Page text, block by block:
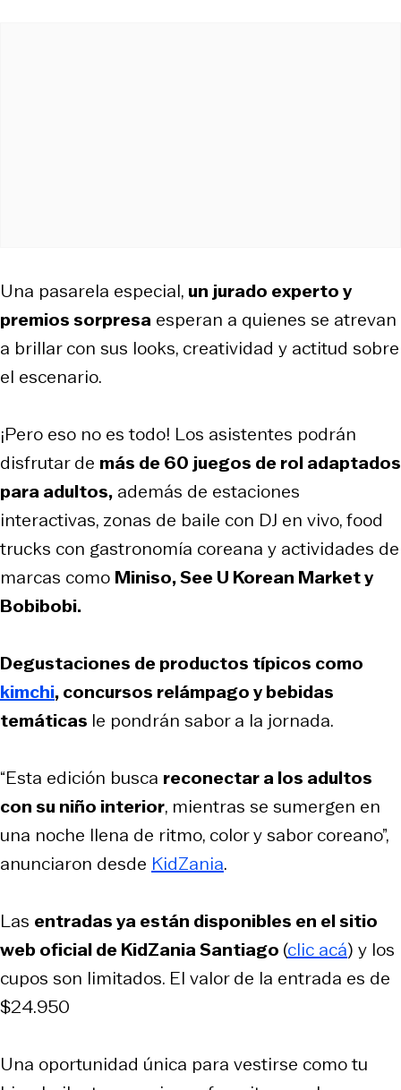
Una pasarela especial, un jurado experto y
premios sorpresa esperan a quienes se atrevan
a brillar con sus looks, creatividad y actitud sobre
el escenario.
¡Pero eso no es todo! Los asistentes podrán
disfrutar de más de 60 juegos de rol adaptados
para adultos, además de estaciones
interactivas, zonas de baile con DJ en vivo, food
trucks con gastronomía coreana y actividades de
marcas como Miniso, See U Korean Market y
Bobibobi.
Degustaciones de productos típicos como
kimchi, concursos relámpago y bebidas
temáticas le pondrán sabor a la jornada.
“Esta edición busca reconectar a los adultos
con su niño interior, mientras se sumergen en
una noche llena de ritmo, color y sabor coreano”,
anunciaron desde KidZania.
Las entradas ya están disponibles en el sitio
web oficial de KidZania Santiago (clic acá) y los
cupos son limitados. El valor de la entrada es de
$24.950
Una oportunidad única para vestirse como tu